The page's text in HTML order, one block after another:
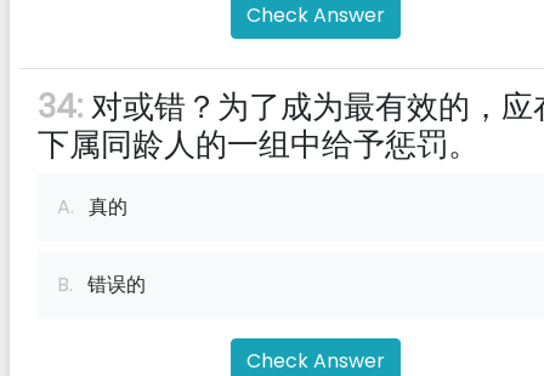
Check Answer
34:对或错？为了成为最有效的，应
下属同龄人的一组中给予惩罚。
A. 真的
B. 错误的
Check Answer